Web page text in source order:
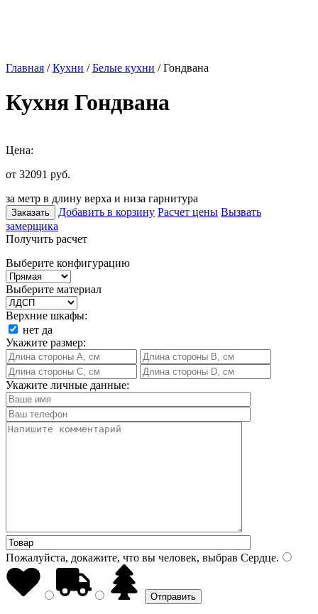
Главная /Кухни /Белые кухни / Гондвана
Кухня Гондвана
Цена:
от 32091 руб.
за метр в длину верха и низа гарнитура
Заказать Добавить в корзину Расчет цены Вызвать
замерщика
Получить расчет
Выберите конфигурацию
Выберите материал
Верхние шкафы:
нет да
Укажите размер:
Укажите личные данные:
Пожалуйста, докажите, что вы человек, выбрав Сердце.